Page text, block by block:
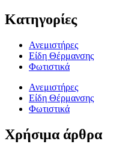
Κατηγορίες
Ανεμιστήρες
Είδη Θέρμανσης
Φωτιστικά
Ανεμιστήρες
Είδη Θέρμανσης
Φωτιστικά
Χρήσιμα άρθρα